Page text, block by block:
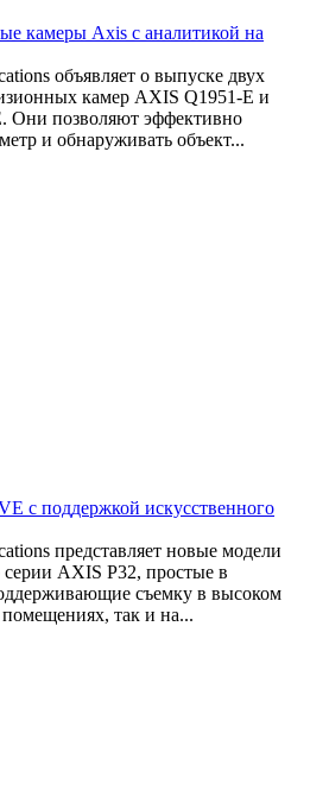
камеры Axis с аналитикой на
объявляет о выпуске двух
камер AXIS Q1951-E и
Они позволяют эффективно
и обнаруживать объект...
с поддержкой искусственного
представляет новые модели
серии AXIS P32, простые в
съемку в высоком
помещениях, так и на...